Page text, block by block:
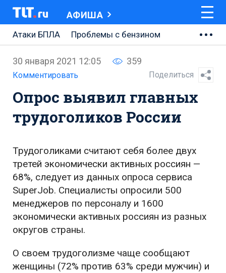
АФИША
Атаки БПЛА
Проблемы с бензином
Ремонт Центральной площади
Ремонт Обводного шоссе
Набережная Тольятти
30 января 2021 12:05 359
Комментировать Поделиться
Опрос выявил главных
трудоголиков России
Трудоголиками считают себя более двух
третей экономически активных россиян —
68%, следует из данных опроса сервиса
SuperJob. Специалисты опросили 500
менеджеров по персоналу и 1600
экономически активных россиян из разных
округов страны.
О своем трудоголизме чаще сообщают
женщины (72% против 63% среди мужчин) и